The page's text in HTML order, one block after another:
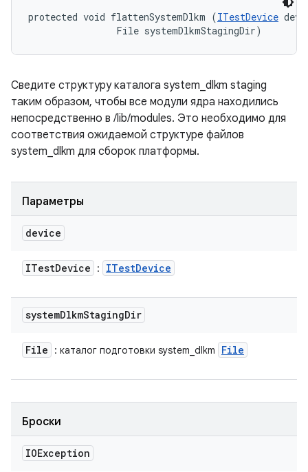
protected void flattenSystemDlkm (ITestDevice
                File systemDlkmStagingDir)
Сведите структуру каталога system_dlkm staging
таким образом, чтобы все модули ядра находились
непосредственно в /lib/modules. Это необходимо для
соответствия ожидаемой структуре файлов
system_dlkm для сборок платформы.
Параметры
device
ITestDevice : ITestDevice
systemDlkmStagingDir
File : каталог подготовки system_dlkm File
Броски
IOException